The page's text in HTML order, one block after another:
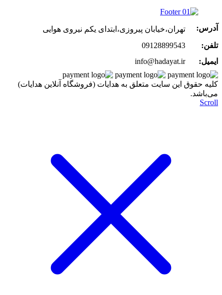
آدرس:
تهران،خیابان پیروزی،ابتدای یکم نیروی هوایی
تلفن:
09128899543
ایمیل:
info@hadayat.ir
کليه حقوق اين سايت متعلق به هدایات (فروشگاه آنلاین هدایات)
می‌باشد.
Scroll